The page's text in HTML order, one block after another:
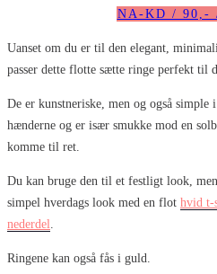
NA-KD / 90,-
Uanset om du er til den elegant,
passer dette flotte sætte ringe perfekt til
De er kunstneriske, men og også
hænderne og er især smukke mod en
komme til ret.
Du kan bruge den til et festligt look,
simpel hverdags look med en flot hvid t-
nederdel.
Ringene kan også fås i guld.